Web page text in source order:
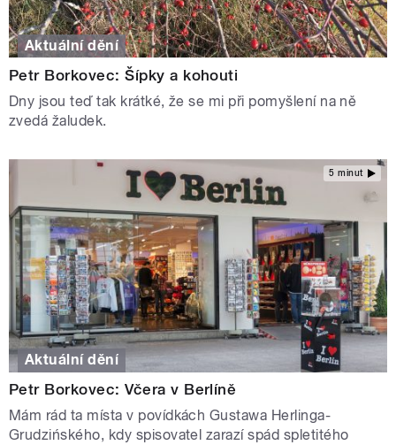
Aktuální dění
Petr Borkovec: Šípky a kohouti
Dny jsou teď tak krátké, že se mi při pomyšlení na ně
zvedá žaludek.
5 minut
Aktuální dění
Petr Borkovec: Včera v Berlíně
Mám rád ta místa v povídkách Gustawa Herlinga-
Grudzińského, kdy spisovatel zarazí spád spletitého